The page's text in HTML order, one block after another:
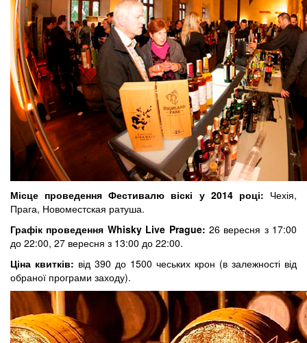
Місце проведення Фестивалю віскі у 2014 році: Чехія,
Прага, Новоместская ратуша.
Графік проведення Whisky Live Prague: 26 вересня з 17:00
до 22:00, 27 вересня з 13:00 до 22:00.
Ціна квитків: від 390 до 1500 чеських крон (в залежності від
обраної програми заходу).